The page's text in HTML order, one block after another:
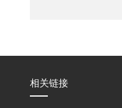
相关链接